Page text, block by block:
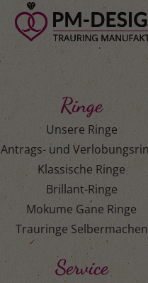
Ringe
Unsere Ringe
Antrags- und
Klassische Ringe
Brillant-Ringe
Mokume Gane Ringe
Trauringe Selbermachen
Service